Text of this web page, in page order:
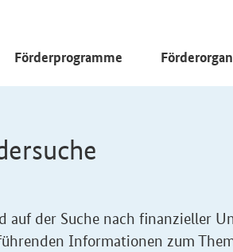
Förderprogramme
auf der Suche nach finanzieller
Informationen zum